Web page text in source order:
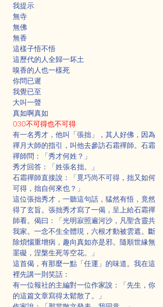
我提示
無寺
無佛
無香
這樣子悟不悟
這歷代的人全歸一坏土
嗅香的人也一樣死
你問已遲
我覺已至
大叫一聲
真如啊真如
030不可得也不可得
有一名秀才，他叫「張拙」，其人好佛，因為
禪月大師的指引，叫他去參訪石霜禪師。石霜
禪師問：「秀才何姓？」
秀才回答：「姓張名拙。」
石霜禪師直接說：「覓巧尚不可得，拙又如何
可得，拙自何來也？」
這位張拙秀才，一聽這句話，猛然有悟，竟然
得了玄旨。張拙秀才寫了一偈，呈上給石霜禪
師看。偈曰：「光明寂照遍河沙，凡聖含靈共
我家。一念不生全體現，六根才動被雲遮。斷
除煩惱重增病，趣向真如亦是邪。隨順世緣無
罣礙，涅槃生死等空花。」
這首偈，有那麼一點「任運」的味道。我在這
裡先講一則笑話：
有一位報社的主編對一位作家說：「先生，你
的這篇文章寫得太鬆散了。」